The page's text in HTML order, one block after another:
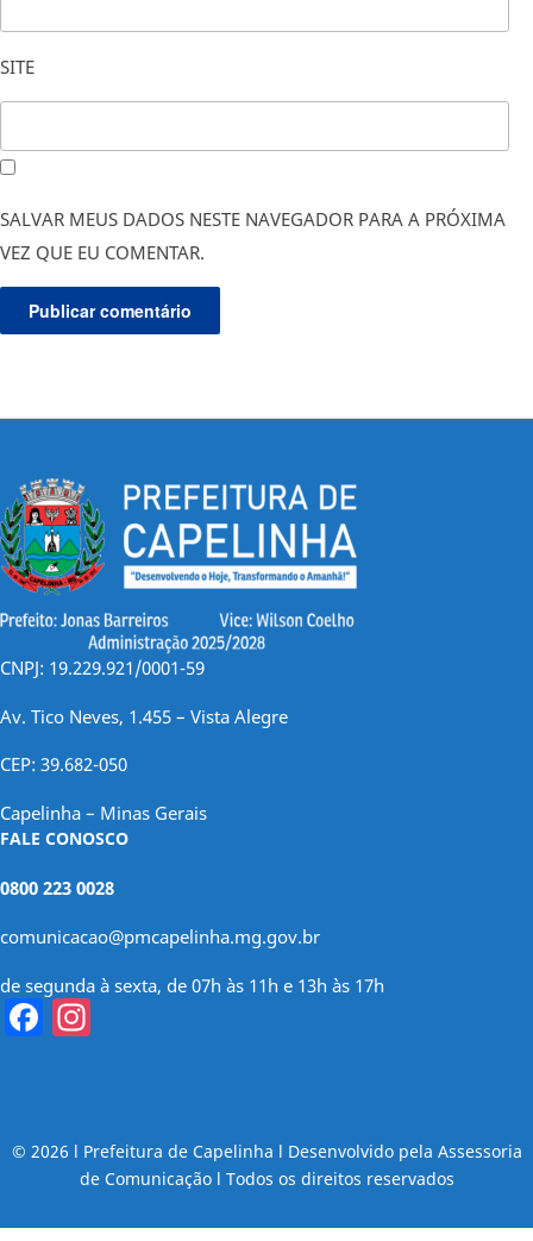
SITE
SALVAR MEUS DADOS NESTE NAVEGADOR PARA A PRÓXIMA
VEZ QUE EU COMENTAR.
CNPJ: 19.229.921/0001-59
Av. Tico Neves, 1.455 – Vista Alegre
CEP: 39.682-050
Capelinha – Minas Gerais
FALE CONOSCO
0800 223 0028
comunicacao@pmcapelinha.mg.gov.br
de segunda à sexta, de 07h às 11h e 13h às 17h
Facebook
© 2026 l Prefeitura de Capelinha l Desenvolvido pela Assessoria
de Comunicação l Todos os direitos reservados